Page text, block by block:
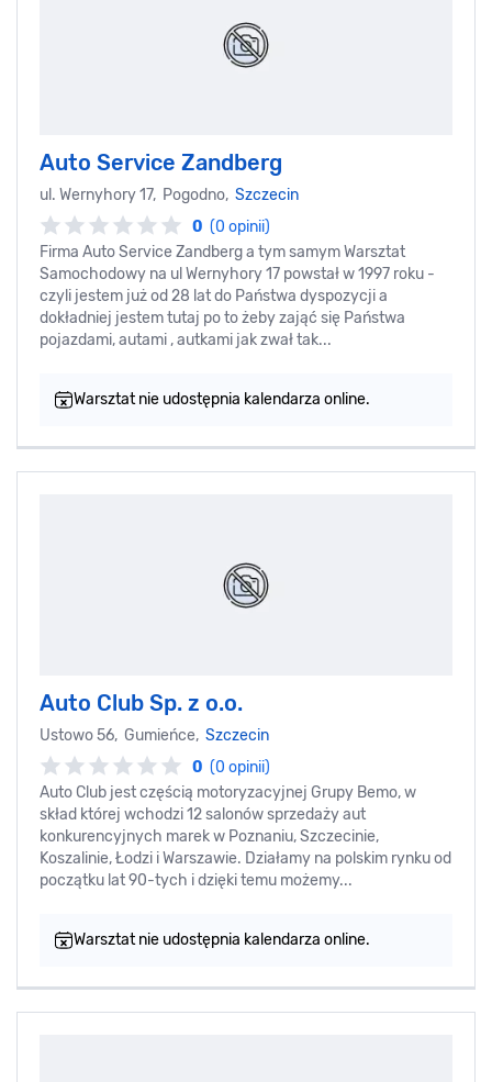
Auto Service Zandberg
ul. Wernyhory 17, Pogodno, Szczecin
0 (0 opinii)
Firma Auto Service Zandberg a tym samym Warsztat
Samochodowy na ul Wernyhory 17 powstał w 1997 roku -
czyli jestem już od 28 lat do Państwa dyspozycji a
dokładniej jestem tutaj po to żeby zająć się Państwa
pojazdami, autami , autkami jak zwał tak...
Warsztat nie udostępnia kalendarza online.
Auto Club Sp. z o.o.
Ustowo 56, Gumieńce, Szczecin
0 (0 opinii)
Auto Club jest częścią motoryzacyjnej Grupy Bemo, w
skład której wchodzi 12 salonów sprzedaży aut
konkurencyjnych marek w Poznaniu, Szczecinie,
Koszalinie, Łodzi i Warszawie. Działamy na polskim rynku od
początku lat 90-tych i dzięki temu możemy...
Warsztat nie udostępnia kalendarza online.